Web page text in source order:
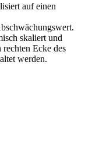
auf einen
skaliert und
Ecke des
werden.